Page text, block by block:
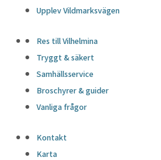
Upplev Vildmarksvägen
Res till Vilhelmina
Tryggt & säkert
Samhällsservice
Broschyrer & guider
Vanliga frågor
Kontakt
Karta